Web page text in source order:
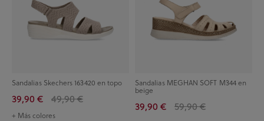
Sandalias Skechers 163420 en topo
39,90 € 49,90 €
+ Más colores
Sandalias MEGHAN SOFT M344 en
beige
39,90 € 59,90 €